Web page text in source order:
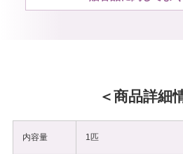
商品詳細
内容量 1匹